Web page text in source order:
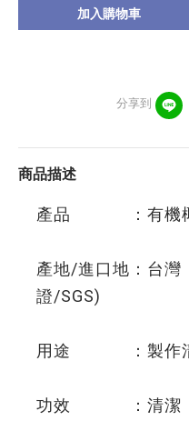
加入購物車
分享到
商品描述
產品 ：有機椰
產地/進口地：台
證/SGS)
用途 ：製作清
功效 ：清潔